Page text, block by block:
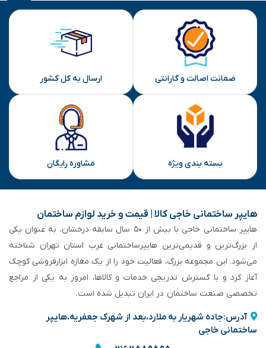
ضمانت اصالت و گارانتی ارسال به کل کشور
بسته بندی ویژه مشاوره رایگان
هایپر ساختمانی خاجی‌ کالا | قیمت و خرید لوازم ساختمان
هایپر ساختمانی خاجی‌ با بیش از ۵۰ سال سابقه‌ درخشان، به عنوان یکی
از بزرگ‌ترین و قدیمی‌ترین هایپرساختمانی‌ غرب استان تهران شناخته
می‌شود. این مجموعه بزرگ، فعالیت خود را از یک مغازه ابزارفروشی کوچک
آغاز کرد و با گسترش تدریجی خدمات و کالاها، امروز به یکی از مراجع
تخصصی صنعت ساختمان در ایران تبدیل شده است.
آدرس:جاده شهریار به ملارد،بعد از شهرک جعفریه،هایپر
ساختمانی خاجی